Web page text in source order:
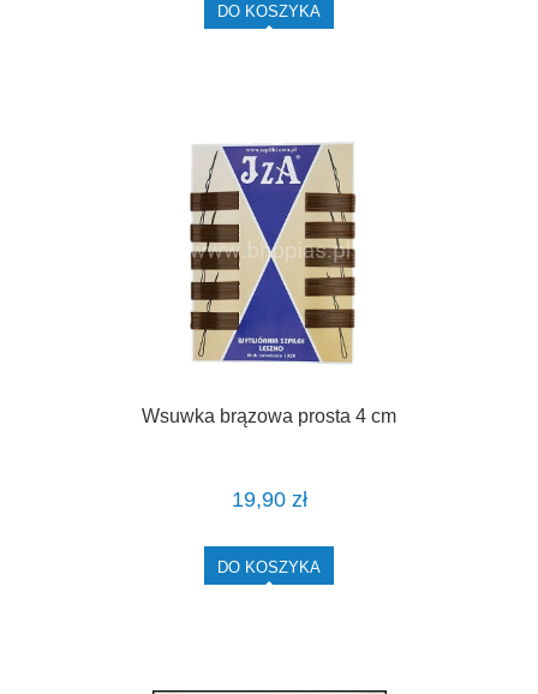
DO KOSZYKA
Wsuwka brązowa prosta 4 cm
19,90 zł
DO KOSZYKA